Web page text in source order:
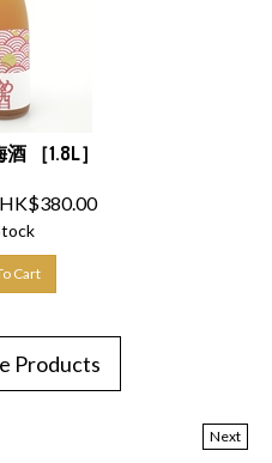
［1.8L］
HK$ 380.00
Products
Next